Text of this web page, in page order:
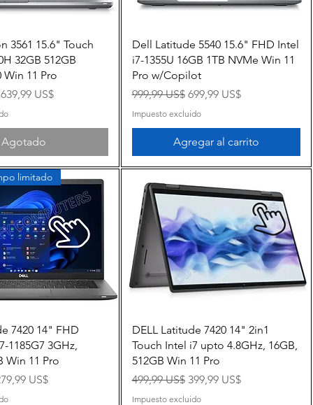
rápida
3561 15.6" Touch
32GB 512GB
Win 11 Pro
Precio de oferta
639,99 US$
Agotado
Vista rápida
Dell Latitude 5540 15.6" FHD Intel
i7-1355U 16GB 1TB NVMe Win 11
Pro w/Copilot
Precio
999,99 US$ Precio de oferta
699,99 US$
Impuesto excluido
Agregar al carrito
rápida
limitado
7420 14" FHD
1185G7 3GHz,
Win 11 Pro
de oferta
US$
Vista rápida
DELL Latitude 7420 14" 2in1
Touch Intel i7 upto 4.8GHz, 16GB,
512GB Win 11 Pro
Precio
499,99 US$ Precio de oferta
399,99 US$
Impuesto excluido